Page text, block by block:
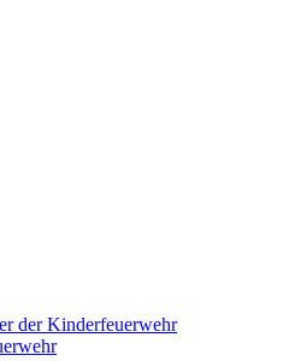
der Kinderfeuerwehr